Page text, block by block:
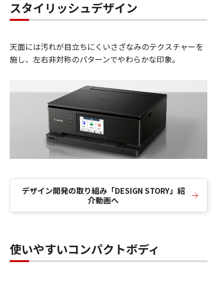
スタイリッシュデザイン
天面には汚れが目立ちにくいさざなみのテクスチャーを
施し、左右非対称のパターンでやわらかな印象。
デザイン開発の取り組み「DESIGN STORY」紹
介動画へ
使いやすいコンパクトボディ